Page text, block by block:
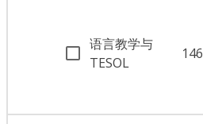
语言教学与
TESOL
146